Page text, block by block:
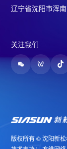
辽宁省沈阳市浑
版权所有 © 沈阳新
关注我们